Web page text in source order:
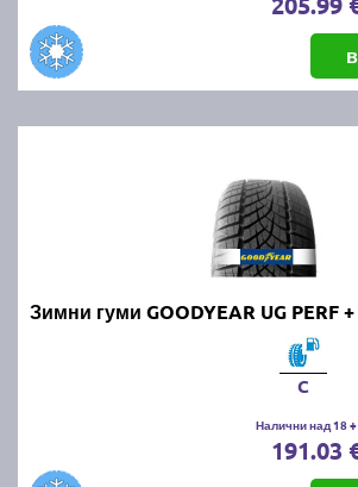
Зимни гуми GOODYEAR UG PERF
C
Налични над 18 +
191.03